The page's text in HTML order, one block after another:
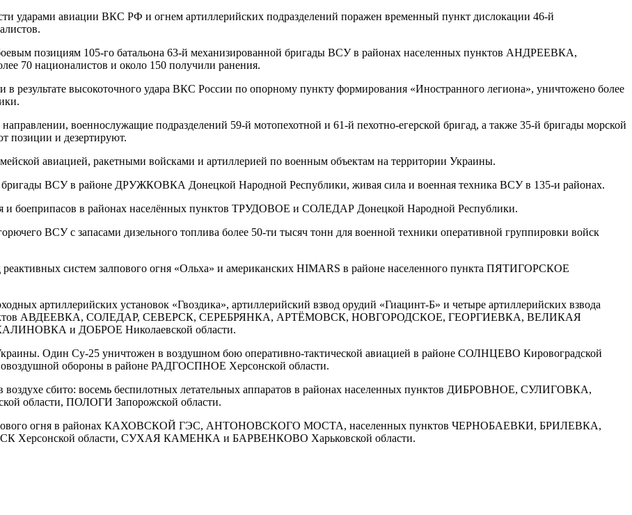
ударами авиации ВКС РФ и огнем артиллерийских подразделений поражен временный пункт дислокации 46-й
позициям 105-го батальона 63-й механизированной бригады ВСУ в районах населенных пунктов АНДРЕЕВКА,
националистов и около 150 получили ранения.
высокоточного удара ВКС России по опорному пункту формирования «Иностранного легиона», уничтожено более
военнослужащие подразделений 59-й мотопехотной и 61-й пехотно-егерской бригад, а также 35-й бригады морской
позиции и дезертируют.
авиацией, ракетными войсками и артиллерией по военным объектам на территории Украины.
бригады ВСУ в районе ДРУЖКОВКА Донецкой Народной Республики, живая сила и военная техника ВСУ в 135-и районах.
и боеприпасов в районах населённых пунктов ТРУДОВОЕ и СОЛЕДАР Донецкой Народной Республики.
ВСУ с запасами дизельного топлива более 50-ти тысяч тонн для военной техники оперативной группировки войск
реактивных систем залпового огня «Ольха» и американских HIMARS в районе населенного пункта ПЯТИГОРСКОЕ
артиллерийских установок «Гвоздика», артиллерийский взвод орудий «Гиацинт-Б» и четыре артиллерийских взвода
пунктов АВДЕЕВКА, СОЛЕДАР, СЕВЕРСК, СЕРЕБРЯНКА, АРТЁМОВСК, НОВГОРОДСКОЕ, ГЕОРГИЕВКА, ВЕЛИКАЯ
и ДОБРОЕ Николаевской области.
Один Су-25 уничтожен в воздушном бою оперативно-тактической авиацией в районе СОЛНЦЕВО Кировоградской
обороны в районе РАДГОСПНОЕ Херсонской области.
воздухе сбито: восемь беспилотных летательных аппаратов в районах населенных пунктов ДИБРОВНОЕ, СУЛИГОВКА,
ПОЛОГИ Запорожской области.
залпового огня в районах КАХОВСКОЙ ГЭС, АНТОНОВСКОГО МОСТА, населенных пунктов ЧЕРНОБАЕВКИ, БРИЛЕВКА,
области, СУХАЯ КАМЕНКА и БАРВЕНКОВО Харьковской области.